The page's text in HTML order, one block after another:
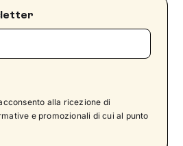
alla ricezione di
e promozionali di cui al punto